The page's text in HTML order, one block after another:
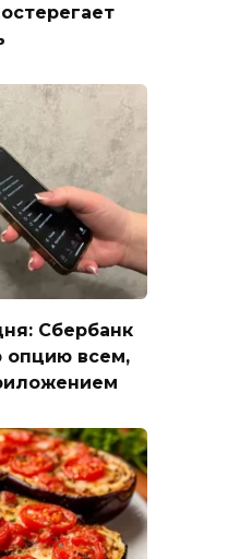
Сбербанк
опцию всем,